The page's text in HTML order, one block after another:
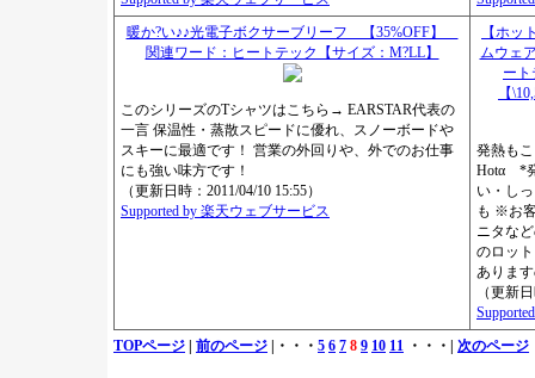
暖か?い♪♪光電子ボクサーブリーフ 【35%OFF】
関連ワード：ヒートテック【サイズ：M?LL】
このシリーズのTシャツはこちら→ EARSTAR代表の
一言 保温性・蒸散スピードに優れ、スノーボードや
スキーに最適です！ 営業の外回りや、外でのお仕事
にも強い味方です！
（更新日時：2011/04/10 15:55）
Supported by 楽天ウェブサービス
【ホッ
ムウェ
ー
【
発熱も
Hotα *
い・し
も ※お
ニタな
のロッ
ありま
（更新
TOPページ
前のページ |・・・ 5 6 7 8 9 10 11 ・・・| 次のページ